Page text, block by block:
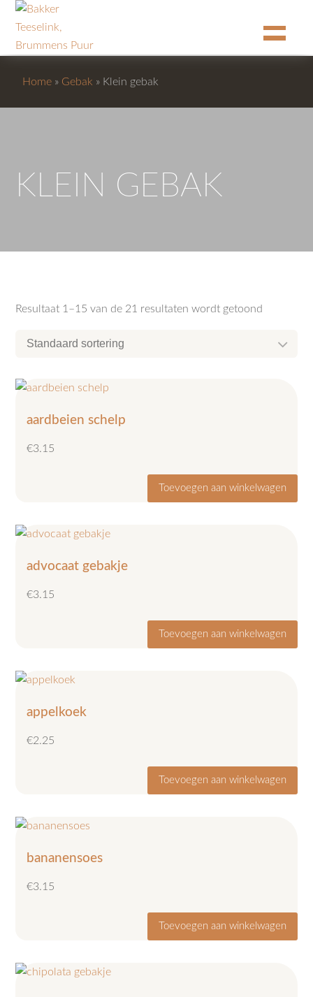
KLEIN GEBAK
Home » Gebak » Klein gebak
Resultaat 1–15 van de 21 resultaten wordt getoond
aardbeien schelp
€3.15
Toevoegen aan winkelwagen
advocaat gebakje
€3.15
Toevoegen aan winkelwagen
appelkoek
€2.25
Toevoegen aan winkelwagen
bananensoes
€3.15
Toevoegen aan winkelwagen